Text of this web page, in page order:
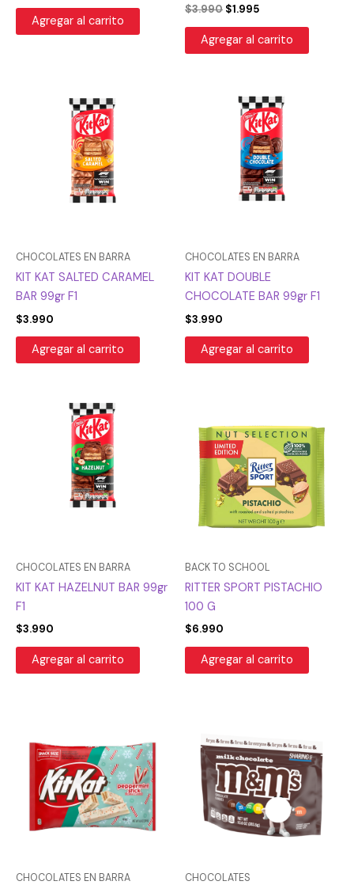
Agregar al carrito
$3.990 $1.995
Agregar al carrito
CHOCOLATES EN BARRA
KIT KAT SALTED CARAMEL
BAR 99gr F1
$3.990
Agregar al carrito
CHOCOLATES EN BARRA
KIT KAT DOUBLE
CHOCOLATE BAR 99gr F1
$3.990
Agregar al carrito
CHOCOLATES EN BARRA
KIT KAT HAZELNUT BAR 99gr
F1
$3.990
Agregar al carrito
BACK TO SCHOOL
RITTER SPORT PISTACHIO
100 G
$6.990
Agregar al carrito
CHOCOLATES EN BARRA
era:
$2.990.
es:
$2.392.
CHOCOLATES